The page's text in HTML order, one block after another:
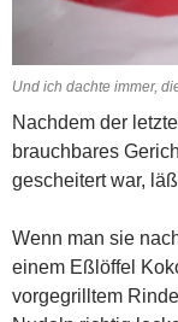
Und ich dachte immer,
Nachdem der
brauchbares
gescheitert war,
Wenn man sie
einem Eßlöffel
vorgegrilltem